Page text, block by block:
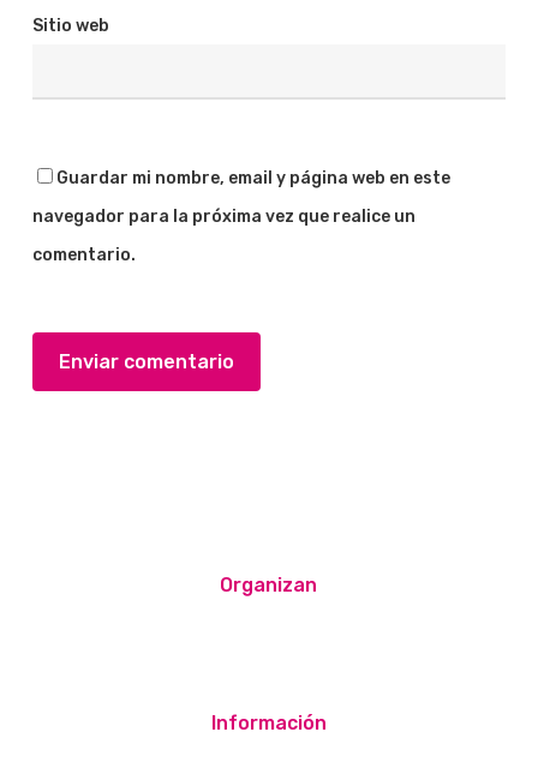
Sitio web
Guardar mi nombre, email y página web en este
navegador para la próxima vez que realice un
comentario.
Organizan
Información